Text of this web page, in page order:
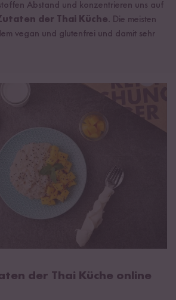
Abstand und konzentrieren uns auf
der Thai Küche. Die meisten
vegan und glutenfrei und damit sehr
der Thai Küche online